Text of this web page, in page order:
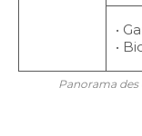
•
•
Panorama des